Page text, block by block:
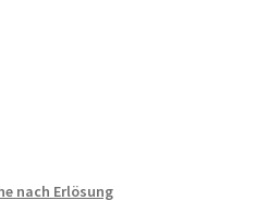
nach Erlösung